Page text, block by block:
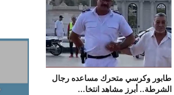
طابور وكرسي متحرك مساعده رجال
الشرطة.. أبرز مشاهد انتخا...